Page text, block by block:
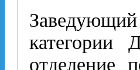
категории
отделение